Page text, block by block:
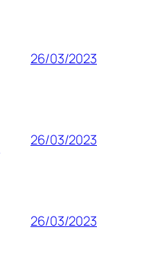
26/03/2023
26/03/2023
26/03/2023